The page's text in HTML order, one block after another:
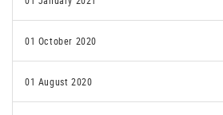
01 October 2020
01 August 2020